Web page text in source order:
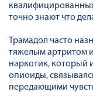
точно знают что
Трамадол часто
тяжелым артритом
наркотик, который
опиоиды,
передающими